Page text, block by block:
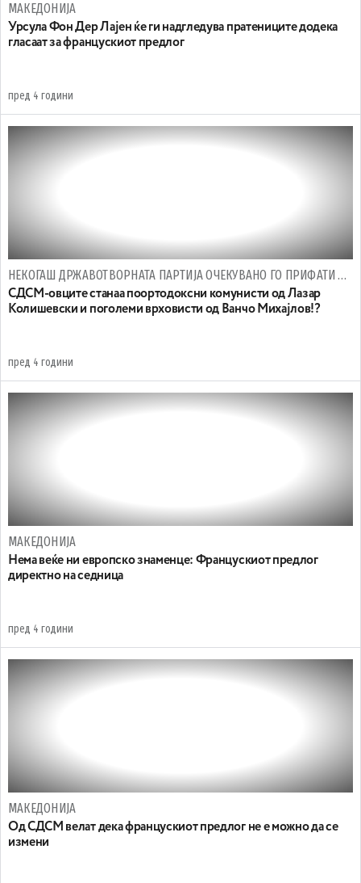
МАКЕДОНИЈА
Урсула Фон Дер Лајен ќе ги надгледува пратениците додека
гласаат за францускиот предлог
пред 4 години
НЕКОГАШ ДРЖАВОТВОРНАТА ПАРТИЈА ОЧЕКУВАНО ГО ПРИФАТИ ФРАНЦУСКИОТ ПРЕДЛОГ
СДСМ-овците станаа поортодоксни комунисти од Лазар
Колишевски и поголеми врховисти од Ванчо Михајлов!?
пред 4 години
МАКЕДОНИЈА
Нема веќе ни европско знаменце: Францускиот предлог
директно на седница
пред 4 години
МАКЕДОНИЈА
Oд СДСМ велат дека францускиот предлог не е можно да се
измени